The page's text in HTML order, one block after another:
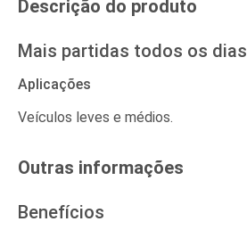
Descrição do produto​
Mais partidas todos os dias
Aplicações
Veículos leves e médios.
Outras informações​
Benefícios